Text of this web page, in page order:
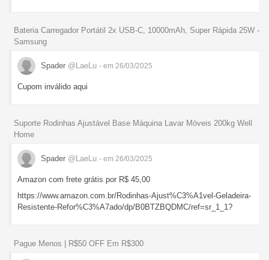
Bateria Carregador Portátil 2x USB-C, 10000mAh, Super Rápida 25W -
Samsung
Spader @LaeLu - em 26/03/2025
Cupom inválido aqui
Suporte Rodinhas Ajustável Base Máquina Lavar Móveis 200kg Well
Home
Spader @LaeLu - em 26/03/2025
Amazon com frete grátis por R$ 45,00
https://www.amazon.com.br/Rodinhas-Ajust%C3%A1vel-Geladeira-
Resistente-Refor%C3%A7ado/dp/B0BTZBQDMC/ref=sr_1_1?
Pague Menos | R$50 OFF Em R$300